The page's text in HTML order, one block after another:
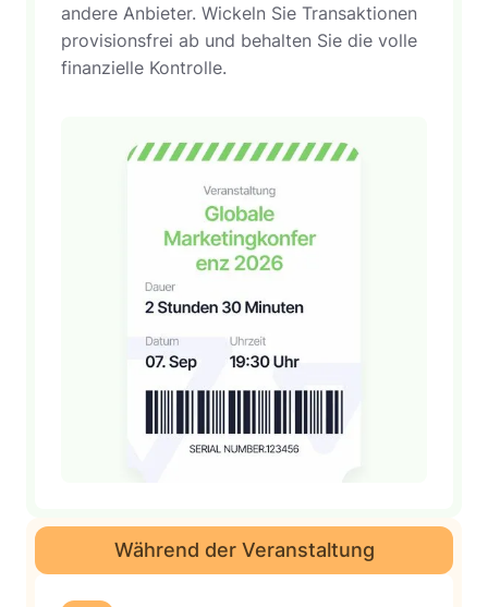
andere Anbieter. Wickeln Sie Transaktionen
provisionsfrei ab und behalten Sie die volle
finanzielle Kontrolle.
Während der Veranstaltung